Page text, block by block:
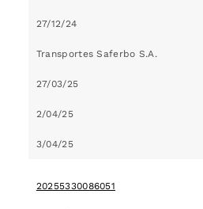
27/12/24
Transportes Saferbo S.A.
27/03/25
2/04/25
3/04/25
20255330086051